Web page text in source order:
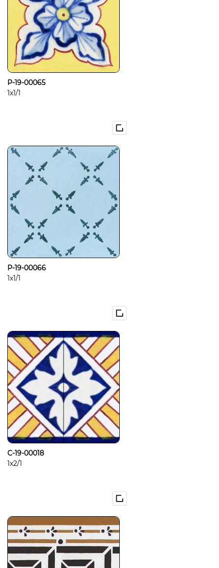
P-19-00065
1x1/1
P-19-00066
1x1/1
C-19-00018
1x2/1